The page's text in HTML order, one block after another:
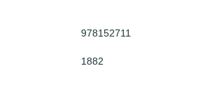
978152711
1882